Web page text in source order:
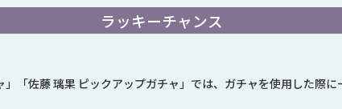
ラッキーチャンス
」「佐藤 璃果 ピックアップガチャ」では、ガチャを使用した際